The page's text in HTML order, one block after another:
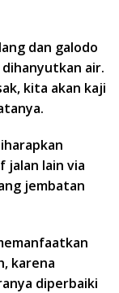
dan galodo
air.
kita akan kaji
jalan lain via
jembatan
karena
diperbaiki